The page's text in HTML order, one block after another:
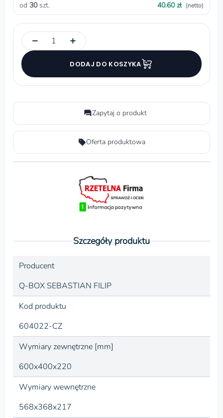
od 30szt. 40.60 zł (netto)
− +
DODAJ DO KOSZYKA
Zapytaj o produkt
Oferta produktowa
Szczegóły produktu
Producent
Q-BOX SEBASTIAN FILIP
Kod produktu
604022-CZ
Wymiary zewnętrzne [mm]
600x400x220
Wymiary wewnętrzne
568x368x217